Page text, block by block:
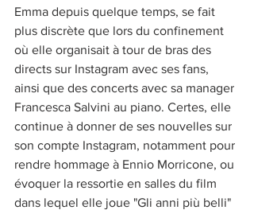
Emma depuis quelque temps, se fait
plus discrète que lors du confinement
où elle organisait à tour de bras des
directs sur Instagram avec ses fans,
ainsi que des concerts avec sa manager
Francesca Salvini au piano. Certes, elle
continue à donner de ses nouvelles sur
son compte Instagram, notamment pour
rendre hommage à Ennio Morricone, ou
évoquer la ressortie en salles du film
dans lequel elle joue "Gli anni più belli"